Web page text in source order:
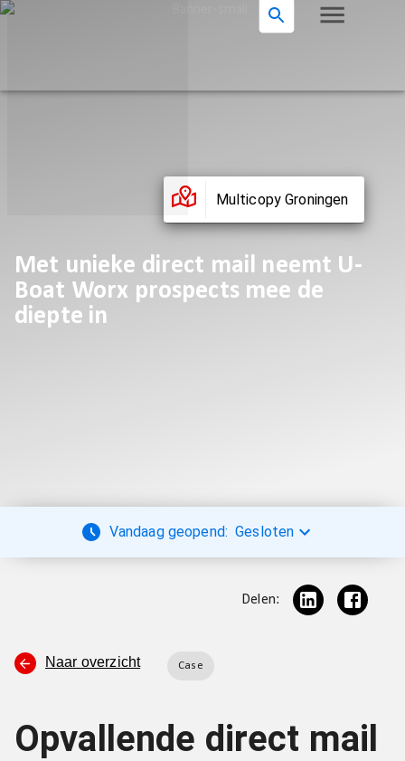
Multicopy Groningen
Met unieke direct mail neemt U-
Boat Worx prospects mee de
diepte in
Vandaag geopend: Gesloten
Delen:
Naar overzicht Case
Opvallende direct mail